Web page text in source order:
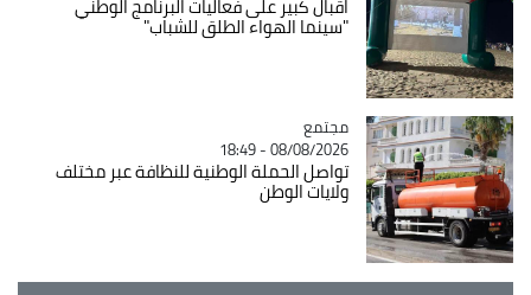
"سينما الهواء الطلق للشباب"
Catégorie
مجتمع
08/08/2026 - 18:49
تواصل الحملة الوطنية للنظافة عبر مختلف
ولايات الوطن